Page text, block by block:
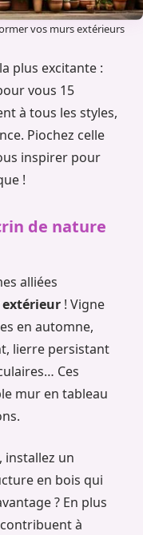
vos murs extérieurs
plus excitante :
vous 15
à tous les styles,
Piochez celle
inspirer pour
!
de nature
alliées
! Vigne
en automne,
lierre persistant
Ces
mur en tableau
installez un
en bois qui
? En plus
à